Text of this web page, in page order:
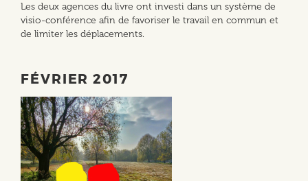
Les deux agences du livre ont investi dans un système de
visio-conférence afin de favoriser le travail en commun et
de limiter les déplacements.
FÉVRIER 2017